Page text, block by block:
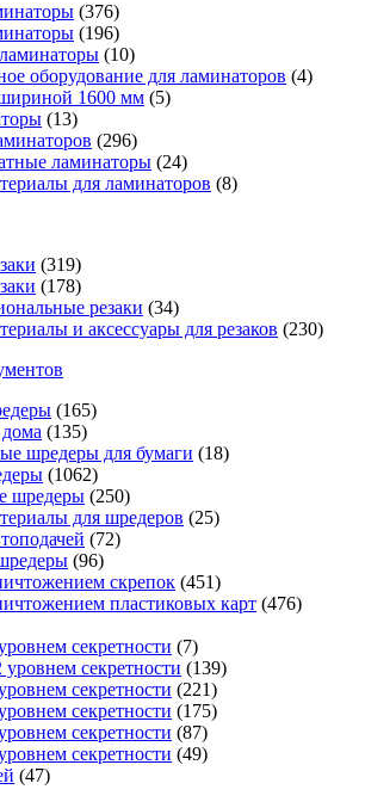
(376)
(196)
(10)
оборудование для ламинаторов (4)
1600 мм (5)
(13)
(296)
ламинаторы (24)
для ламинаторов (8)
(319)
(178)
резаки (34)
и аксессуары для резаков (230)
(165)
(135)
шредеры для бумаги (18)
(1062)
шредеры (250)
для шредеров (25)
(72)
(96)
скрепок (451)
пластиковых карт (476)
секретности (7)
секретности (139)
секретности (221)
секретности (175)
секретности (87)
секретности (49)
(47)